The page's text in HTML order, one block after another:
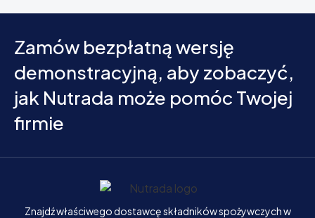
Zamów bezpłatną wersję
demonstracyjną, aby zobaczyć,
jak Nutrada może pomóc Twojej
firmie
Strona główna
Znajdź właściwego dostawcę składników spożywczych w